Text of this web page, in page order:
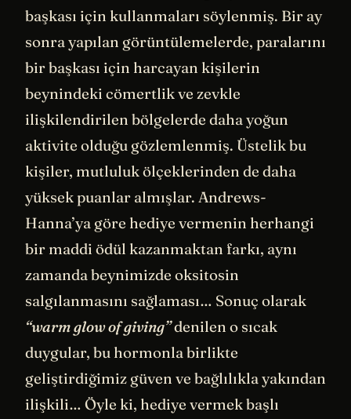
başkası için kullanmaları söylenmiş. Bir ay
sonra yapılan görüntülemelerde, paralarını
bir başkası için harcayan kişilerin
beynindeki cömertlik ve zevkle
ilişkilendirilen bölgelerde daha yoğun
aktivite olduğu gözlemlenmiş. Üstelik bu
kişiler, mutluluk ölçeklerinden de daha
yüksek puanlar almışlar. Andrews-
Hanna’ya göre hediye vermenin herhangi
bir maddi ödül kazanmaktan farkı, aynı
zamanda beynimizde oksitosin
salgılanmasını sağlaması… Sonuç olarak
“warm glow of giving”denilen o sıcak
duygular, bu hormonla birlikte
geliştirdiğimiz güven ve bağlılıkla yakından
ilişkili… Öyle ki, hediye vermek başlı